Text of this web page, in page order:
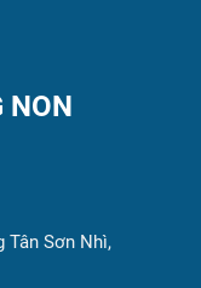
NON
Tân Sơn Nhì,